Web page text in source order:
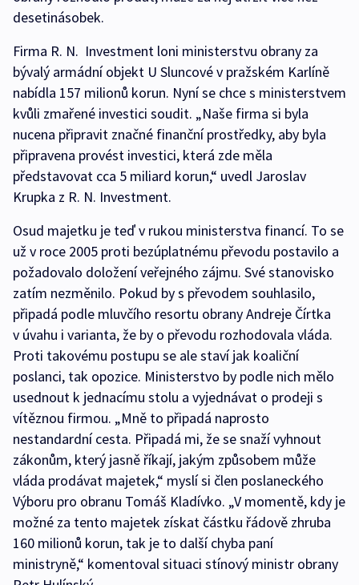
desetinásobek.
Firma R. N. Investment loni ministerstvu obrany za
bývalý armádní objekt U Sluncové v pražském Karlíně
nabídla 157 milionů korun. Nyní se chce s ministerstvem
kvůli zmařené investici soudit. „Naše firma si byla
nucena připravit značné finanční prostředky, aby byla
připravena provést investici, která zde měla
představovat cca 5 miliard korun,“ uvedl Jaroslav
Krupka z R. N. Investment.
Osud majetku je teď v rukou ministerstva financí. To se
už v roce 2005 proti bezúplatnému převodu postavilo a
požadovalo doložení veřejného zájmu. Své stanovisko
zatím nezměnilo. Pokud by s převodem souhlasilo,
připadá podle mluvčího resortu obrany Andreje Čírtka
v úvahu i varianta, že by o převodu rozhodovala vláda.
Proti takovému postupu se ale staví jak koaliční
poslanci, tak opozice. Ministerstvo by podle nich mělo
usednout k jednacímu stolu a vyjednávat o prodeji s
vítěznou firmou. „Mně to připadá naprosto
nestandardní cesta. Připadá mi, že se snaží vyhnout
zákonům, který jasně říkají, jakým způsobem může
vláda prodávat majetek,“ myslí si člen poslaneckého
Výboru pro obranu Tomáš Kladívko. „V momentě, kdy je
možné za tento majetek získat částku řádově zhruba
160 milionů korun, tak je to další chyba paní
ministryně,“ komentoval situaci stínový ministr obrany